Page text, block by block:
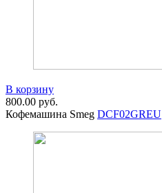
В корзину
800.00 руб.
Кофемашина Smeg DCF02GREU